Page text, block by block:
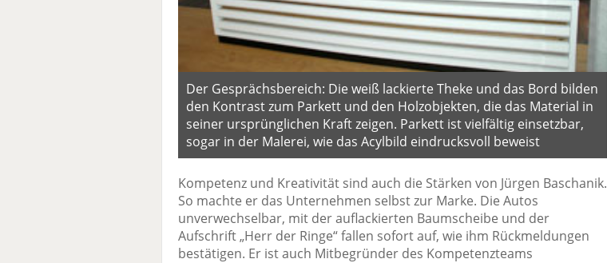
Der Gesprächsbereich: Die weiß lackierte Theke und das Bord bilden
den Kontrast zum Parkett und den Holzobjekten, die das Material in
seiner ursprünglichen Kraft zeigen. Parkett ist vielfältig einsetzbar,
sogar in der Malerei, wie das Acylbild eindrucksvoll beweist
Kompetenz und Kreativität sind auch die Stärken von Jürgen Baschanik.
So machte er das Unternehmen selbst zur Marke. Die Autos
unverwechselbar, mit der auflackierten Baumscheibe und der
Aufschrift „Herr der Ringe“ fallen sofort auf, wie ihm Rückmeldungen
bestätigen. Er ist auch Mitbegründer des Kompetenzteams